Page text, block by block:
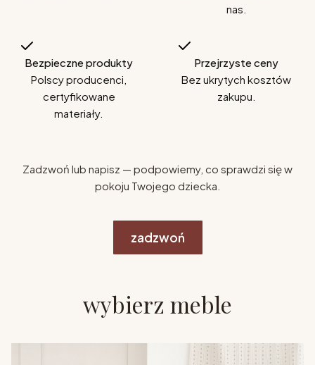
nas.
Bezpieczne produkty
Polscy producenci,
certyfikowane
materiały.
Przejrzyste ceny
Bez ukrytych kosztów
zakupu.
Zadzwoń lub napisz — podpowiemy, co sprawdzi się w
pokoju Twojego dziecka.
zadzwoń
wybierz meble